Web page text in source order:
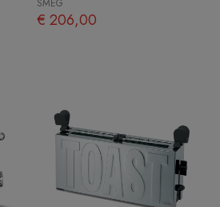
SMEG
€ 206,00